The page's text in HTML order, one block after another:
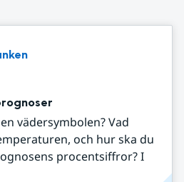
vädersymbolen? Vad
och hur ska du
procentsiffror? I